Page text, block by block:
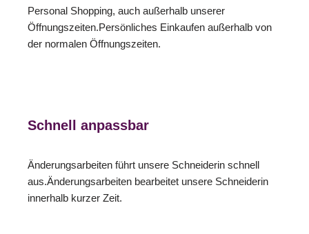
Personal Shopping, auch außerhalb unserer
Öffnungszeiten.Persönliches Einkaufen außerhalb von
der normalen Öffnungszeiten.
Schnell anpassbar
Änderungsarbeiten führt unsere Schneiderin schnell
aus.Änderungsarbeiten bearbeitet unsere Schneiderin
innerhalb kurzer Zeit.